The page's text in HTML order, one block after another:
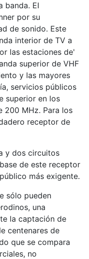
banda. EI
por su
de sonido. Este
interior de TV a
las estaciones de'
superior de VHF
y las mayores
servicios públicos
superior en los
200 MHz. Para los
receptor de
y dos circuitos
de este receptor
más exigente.
sólo pueden
una
la captación de
centenares de
que se compara
no